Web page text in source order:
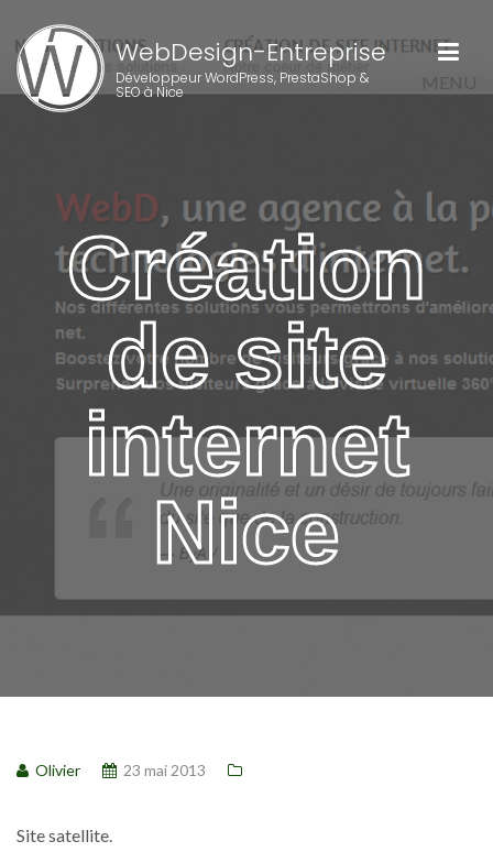
WebDesign-Entreprise
Développeur WordPress, PrestaShop &
SEO à Nice MENU
Création
de site
internet
Nice
Olivier 23 mai 2013
Site satellite.